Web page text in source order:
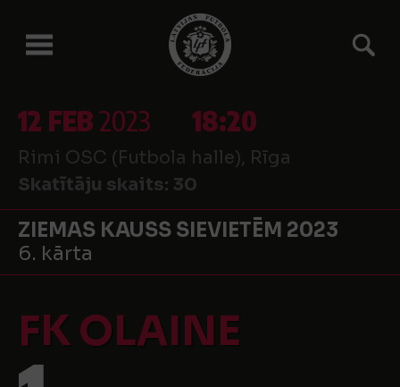
12 FEB2023 18:20
Rimi OSC (Futbola halle), Rīga
Skatītāju skaits: 30
ZIEMAS KAUSS SIEVIETĒM 2023
6. kārta
FK OLAINE